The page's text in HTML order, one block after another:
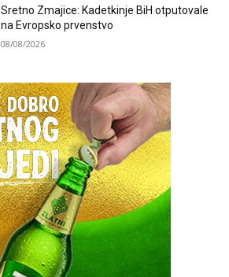
Sretno Zmajice: Kadetkinje BiH otputovale
na Evropsko prvenstvo
08/08/2026